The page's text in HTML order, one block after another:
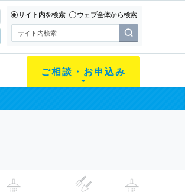
サイト内を検索 ウェブ全体から検索
ご相談・お申込み